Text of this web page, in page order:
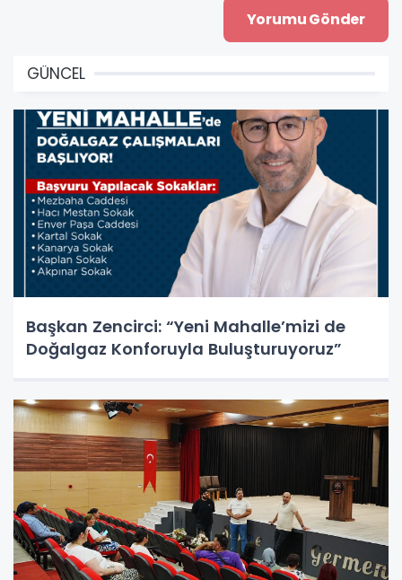
GÜNCEL
Başkan Zencirci: “Yeni Mahalle’mizi de
Doğalgaz Konforuyla Buluşturuyoruz”